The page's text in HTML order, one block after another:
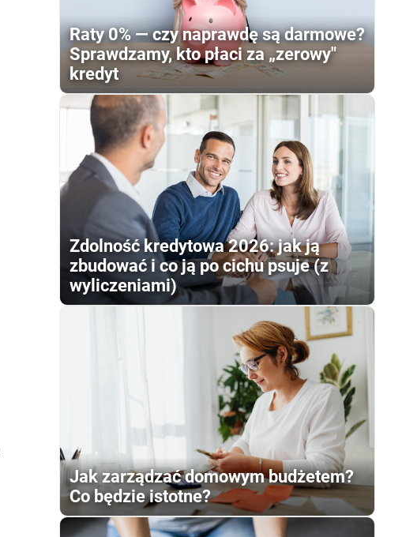
Raty 0% — czy naprawdę są darmowe?
Sprawdzamy, kto płaci za „zerowy"
kredyt
Zdolność kredytowa 2026: jak ją
zbudować i co ją po cichu psuje (z
wyliczeniami)
Jak zarządzać domowym budżetem?
Co będzie istotne?